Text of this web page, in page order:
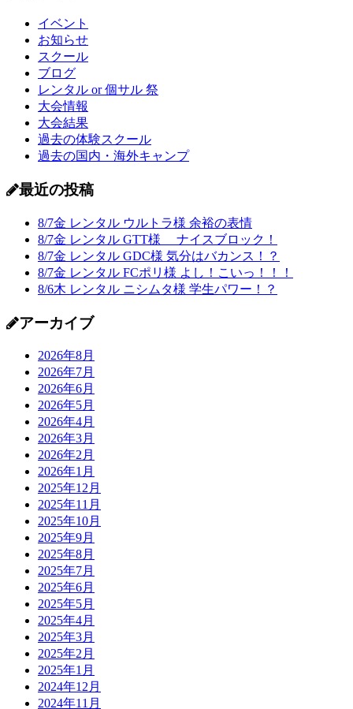
イベント
お知らせ
スクール
ブログ
レンタル or 個サル 祭
大会情報
大会結果
過去の体験スクール
過去の国内・海外キャンプ
最近の投稿
8/7金 レンタル ウルトラ様 余裕の表情
8/7金 レンタル GTT様 ナイスブロック！
8/7金 レンタル GDC様 気分はバカンス！？
8/7金 レンタル FCポリ様 よし！こいっ！！！
8/6木 レンタル ニシムタ様 学生パワー！？
アーカイブ
2026年8月
2026年7月
2026年6月
2026年5月
2026年4月
2026年3月
2026年2月
2026年1月
2025年12月
2025年11月
2025年10月
2025年9月
2025年8月
2025年7月
2025年6月
2025年5月
2025年4月
2025年3月
2025年2月
2025年1月
2024年12月
2024年11月